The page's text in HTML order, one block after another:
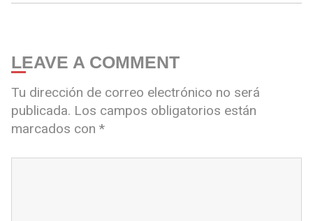
LEAVE A COMMENT
Tu dirección de correo electrónico no será
publicada. Los campos obligatorios están
marcados con *